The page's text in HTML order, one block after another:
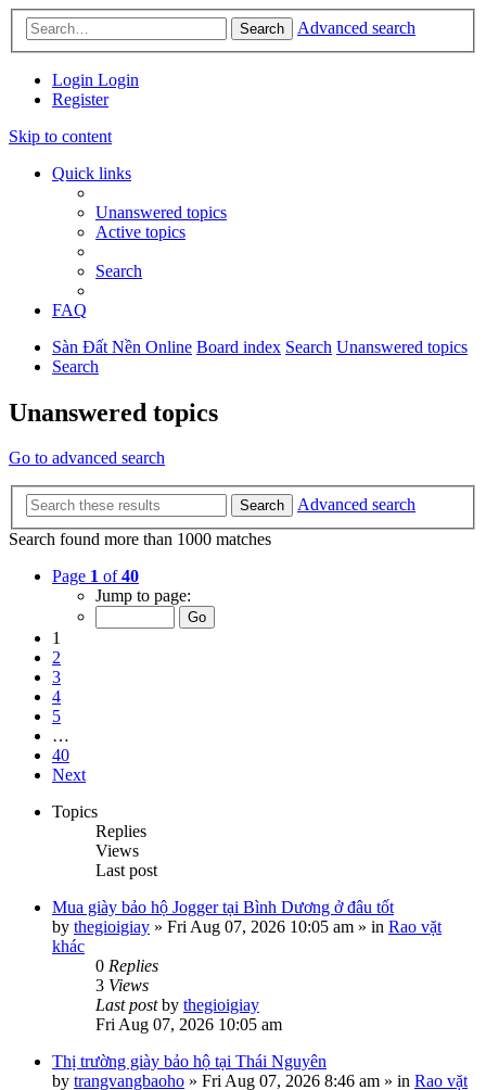
Search Advanced search
Login Login
Register
Skip to content
Quick links
Unanswered topics
Active topics
Search
FAQ
Sàn Đất Nền Online Board index Search Unanswered topics
Search
Unanswered topics
Go to advanced search
Search
Advanced search
Search found more than 1000 matches
Page 1 of40
Jump to page:
1
2
3
4
5
…
40
Next
Topics
Replies
Views
Last post
Mua giày bảo hộ Jogger tại Bình Dương ở đâu tốt
by thegioigiay » Fri Aug 07, 2026 10:05 am » in Rao vặt
khác
0 Replies
3 Views
Last postby thegioigiay
Fri Aug 07, 2026 10:05 am
Thị trường giày bảo hộ tại Thái Nguyên
by trangvangbaoho » Fri Aug 07, 2026 8:46 am » in Rao vặt